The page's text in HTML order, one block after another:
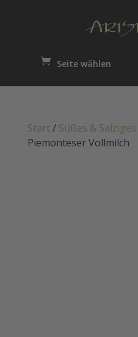
Seite wählen
Start/ Süßes & Salziges
Piemonteser Vollmilch